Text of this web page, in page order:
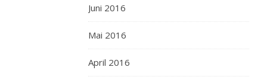
2010 AT 05:55
Juni 2016
Mai 2016
April 2016